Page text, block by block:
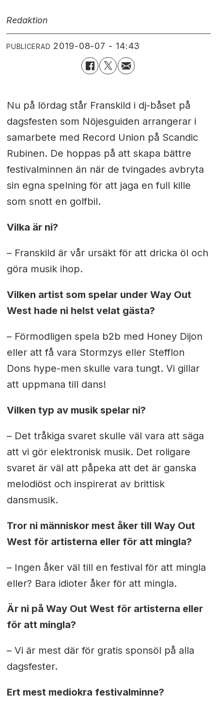
Redaktion
PUBLICERAD 2019-08-07 - 14:43
Nu på lördag står Franskild i dj-båset på
dagsfesten som Nöjesguiden arrangerar i
samarbete med Record Union på Scandic
Rubinen. De hoppas på att skapa bättre
festivalminnen än när de tvingades avbryta
sin egna spelning för att jaga en full kille
som snott en golfbil.
Vilka är ni?
– Franskild är vår ursäkt för att dricka öl och
göra musik ihop.
Vilken artist som spelar under Way Out
West hade ni helst velat gästa?
– Förmodligen spela b2b med Honey Dijon
eller att få vara Stormzys eller Stefflon
Dons hype-men skulle vara tungt. Vi gillar
att uppmana till dans!
Vilken typ av musik spelar ni?
– Det tråkiga svaret skulle väl vara att säga
att vi gör elektronisk musik. Det roligare
svaret är väl att påpeka att det är ganska
melodiöst och inspirerat av brittisk
dansmusik.
Tror ni människor mest åker till Way Out
West för artisterna eller för att mingla?
– Ingen åker väl till en festival för att mingla
eller? Bara idioter åker för att mingla.
Är ni på Way Out West för artisterna eller
för att mingla?
– Vi är mest där för gratis sponsöl på alla
dagsfester.
Ert mest mediokra festivalminne?